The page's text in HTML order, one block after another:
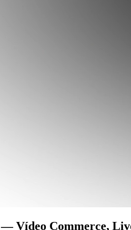
— Vídeo Commerce,